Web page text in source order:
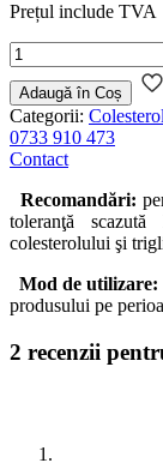
a
este:
Prețul include TVA
Cantitate
Diabexal
60
cps
Blister
Adaugă în Coș
Categorii:
0733 910 473
Contact
Recomandări:
toleranţă
colesterolului şi
Mod de utilizare:
produsului pe
2 recenzii